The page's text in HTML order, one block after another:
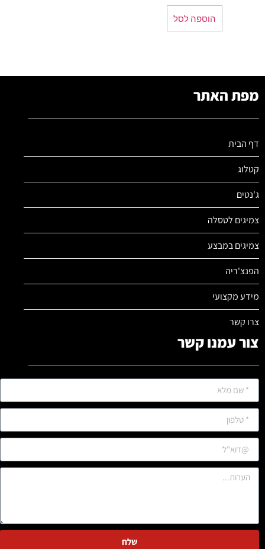
הוספה לסל
מפת האתר
דף הבית
קטלוג
ג'נטים
צמיגים לטסלה
צמיגים במבצע
הפנצ'ריה
מידע מקצועי
צרו קשר
צור עמנו קשר
שלח